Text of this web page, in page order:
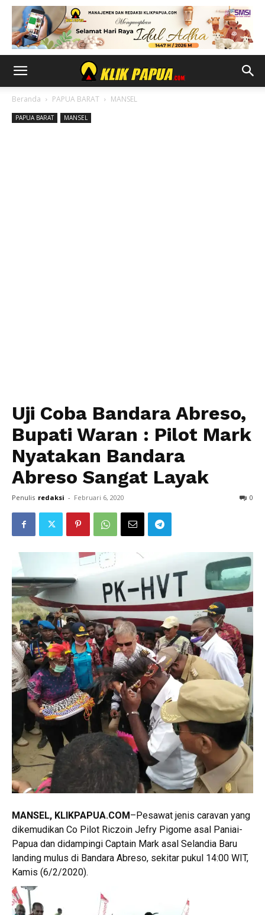
Beranda PAPUA BARAT MANSEL
PAPUA BARAT MANSEL
Uji Coba Bandara Abreso,
Bupati Waran : Pilot Mark
Nyatakan Bandara
Abreso Sangat Layak
Penulis redaksi - Februari 6, 2020 0
MANSEL, KLIKPAPUA.COM–Pesawat jenis caravan yang
dikemudikan Co Pilot Riczoin Jefry Pigome asal Paniai-
Papua dan didampingi Captain Mark asal Selandia Baru
landing mulus di Bandara Abreso, sekitar pukul 14:00 WIT,
Kamis (6/2/2020).